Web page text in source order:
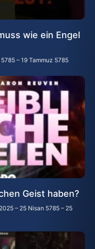
wie ein Engel
– 19 Tammuz 5785
Geist haben?
– 25 Nisan 5785 – 25